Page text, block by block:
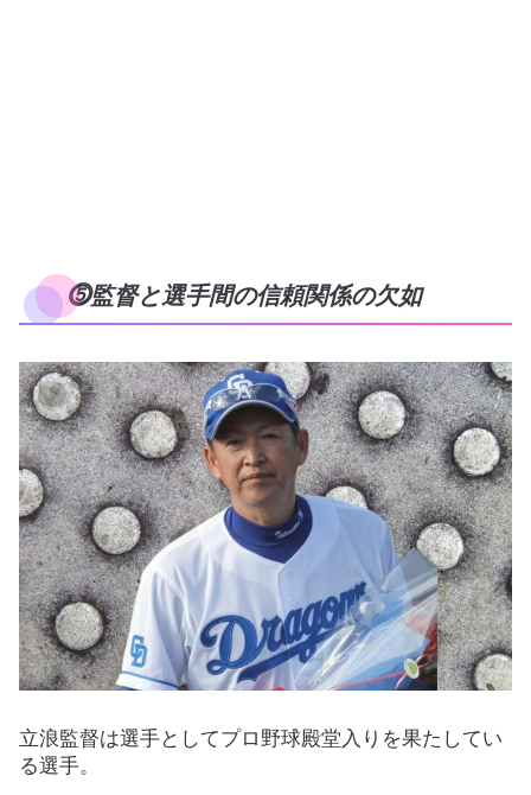
⓹監督と選手間の信頼関係の欠如
立浪監督は選手としてプロ野球殿堂入りを果たしてい
る選手。